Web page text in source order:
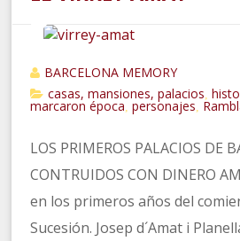
BARCELONA MEMORY
casas, mansiones, palacios
marcaron época ,personajes
LOS PRIMEROS PALACIOS DE
CONTRUIDOS CON DINERO
en los primeros años del
Sucesión. Josep d´Amat i